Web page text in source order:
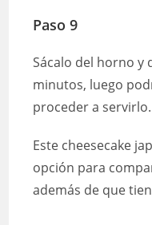
Paso 9
Sácalo del horno y
minutos, luego
proceder a servirlo.
Este cheesecake
opción para
además de que